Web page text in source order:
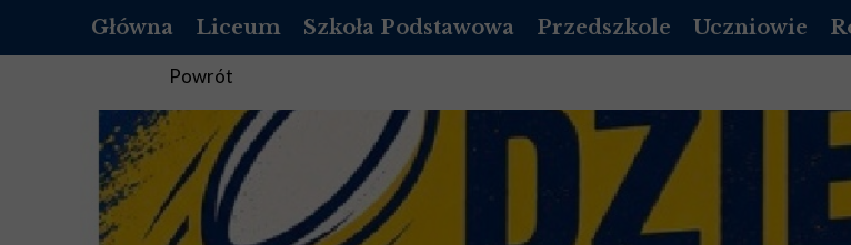
Powrót
Główna Liceum
OFERTA
REKRUTACJA LICEUM
DOKUMENTY
LISTA PODRĘCZNIKÓW DO 1 KLASY LICEUM 2026/2027
Szkoła Podstawowa
REKRUTACJA SZKOŁA PODSTAWOWA
DOKUMENTY
PEDAGOG
Przedszkole
REKRUTACJA PRZEDSZKOLE
DOKUMENTY
ROZKŁAD DNIA
Uczniowie
EGZAMINY